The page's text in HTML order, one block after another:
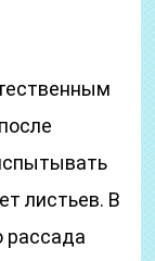
листьев. В
рассада